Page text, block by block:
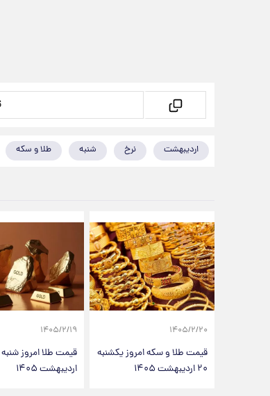
اردیبهشت نرخ شنبه طلا و سکه
۱۴۰۵/۲/۲۰
قیمت طلا و سکه امروز‌ یکشنبه
۲۰ اردیبهشت ۱۴۰۵
۱۴۰۵/۲/۱۹
اردیبهشت ۱۴۰۵